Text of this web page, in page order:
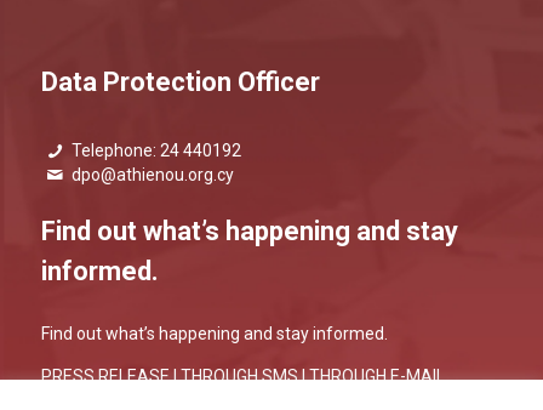
Data Protection Officer
Telephone: 24 440192
dpo@athienou.org.cy
Find out what’s happening and stay
informed.
Find out what’s happening and stay informed.
PRESS RELEASE |THROUGH SMS|THROUGH E-MAIL